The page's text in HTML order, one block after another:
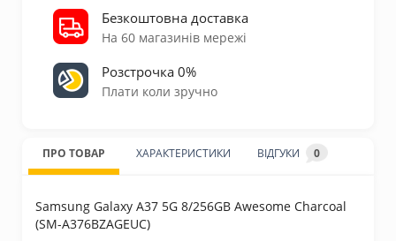
Безкоштовна доставка
На 60 магазинів мережі
Розстрочка 0%
Плати коли зручно
ПРО ТОВАР ХАРАКТЕРИСТИКИ ВІДГУКИ 0
Samsung Galaxy A37 5G 8/256GB Awesome Charcoal
(SM-A376BZAGEUC)